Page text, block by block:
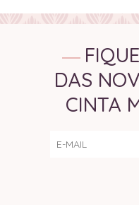
DAS
CINTA